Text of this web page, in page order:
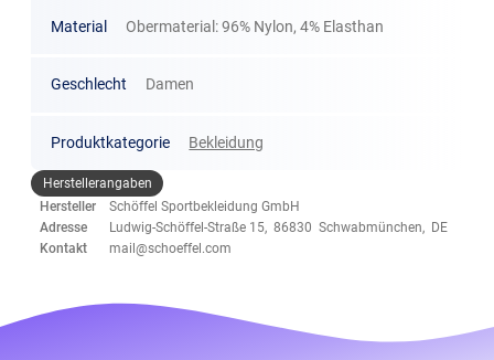
Material Obermaterial: 96% Nylon, 4% Elasthan
Geschlecht Damen
Produktkategorie Bekleidung
Herstellerangaben
Hersteller
Schöffel Sportbekleidung GmbH
Adresse
Ludwig-Schöffel-Straße 15, 86830 Schwabmünchen, DE
Kontakt
mail@schoeffel.com